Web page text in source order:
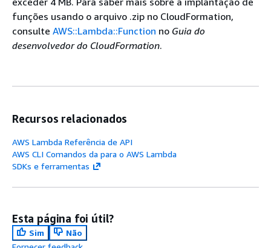
funções usando o arquivo .zip no CloudFormation,
consulte AWS::Lambda::Function no Guia do
desenvolvedor do CloudFormation.
Recursos relacionados
AWS Lambda Referência de API
AWS CLI Comandos da para o AWS Lambda
SDKs e ferramentas
Esta página foi útil?
Sim
Não